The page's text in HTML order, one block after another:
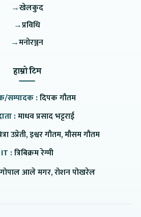
→खेलकुद
→प्रविधि
→मनोरञ्जन
हाम्रो टिम
सम्पादक :दिपक गौतम
:माधव प्रसाद भट्टराई
उप्रेती, इश्वर गौतम, मौसम गौतम
IT :त्रिबिक्रम रेग्मी
गोपाल आले मगर, रोशन पोखरेल